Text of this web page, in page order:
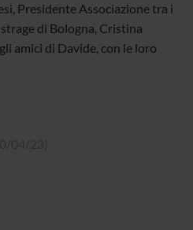
Presidente Associazione tra i
di Bologna, Cristina
amici di Davide, con le loro